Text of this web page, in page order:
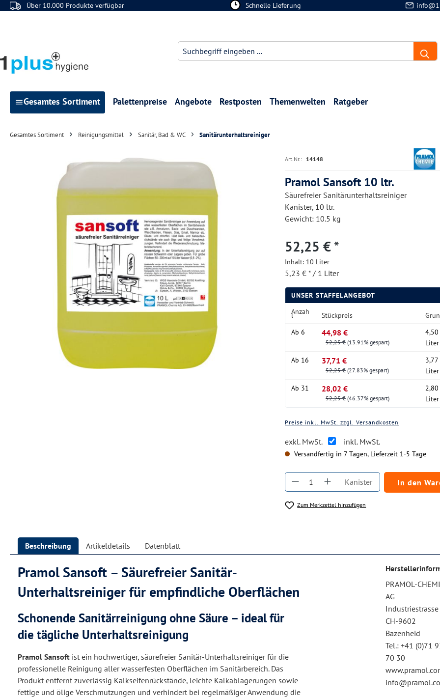
Hauptinhalt springen
Zur Suche springen
Zur Hauptnavigation springen
Über 10.000 Produkte verfügbar Schnelle Lieferung
Gesamtes Sortiment Palettenpreise Angebote Restposten Themenwelten Ratgeber
Gesamtes Sortiment Reinigungsmittel Sanitär, Bad & WC Sanitärunterhaltsreiniger
Bildergalerie überspringen Art.Nr.: 14148
Pramol Sansoft 10 ltr.
Säurefreier Sanitärunterhaltsreiniger
Kanister, 10 ltr.
Gewicht: 10.5 kg
52,25 € *
Inhalt: 10 Liter
5,23 € * / 1 Liter
UNSER STAFFELANGEBOT
Anzah
l Stückpreis
Ab 6 44,98 €
52,25 € (13.91% gespart)
Liter
Ab 16 37,71 €
52,25 € (27.83% gespart)
Liter
Ab 31 28,02 €
52,25 € (46.37% gespart)
Liter
Preise inkl. MwSt. zzgl. Versandkosten
exkl. MwSt. inkl. MwSt.
Versandfertig in 7 Tagen, Lieferzeit 1-5 Tage
Produkt Anzahl: Gib den
Kanister In den
Zum Merkzettel hinzufügen
Beschreibung Artikeldetails Datenblatt
Pramol Sansoft – Säurefreier Sanitär-
Unterhaltsreiniger für empfindliche Oberflächen
Schonende Sanitärreinigung ohne Säure – ideal für
die tägliche Unterhaltsreinigung
Pramol Sansoft ist ein hochwertiger, säurefreier Sanitär-Unterhaltsreiniger für die
professionelle Reinigung aller wasserfesten Oberflächen im Sanitärbereich. Das
Produkt entfernt zuverlässig Kalkseifenrückstände, leichte Kalkablagerungen sowie
fettige und ölige Verschmutzungen und verhindert bei regelmäßiger Anwendung die
PRAMOL-
AG
Industriestrasse
CH-9602
Bazenheid
Tel.: +41 (0)71
70 30